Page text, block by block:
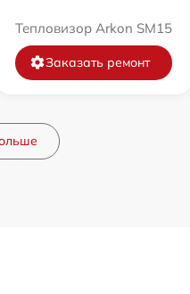
Тепловизор Arkon SM15
Заказать ремонт